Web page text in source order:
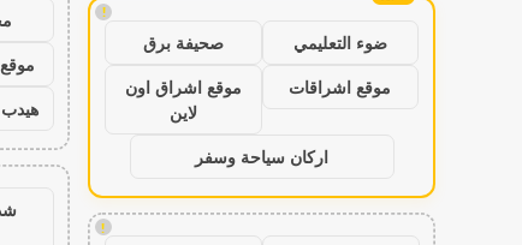
!
ضوء التعليمي
صحيفة برق
موقع اشراقات
موقع اشراق اون
لاين
اركان سياحة وسفر
!
موقع
هيدب